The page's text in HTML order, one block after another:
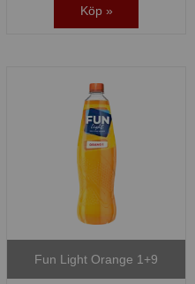
Köp »
Fun Light Orange 1+9